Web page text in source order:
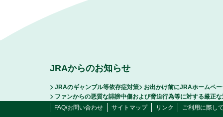
JRAからのお知らせ
JRAのギャンブル等依存症対策
お出かけ前にJRAホームペ
ファンからの悪質な誹謗中傷および脅迫行為等に対する厳正
FAQ/お問い合わせ
サイトマップ リンク ご利用に際し